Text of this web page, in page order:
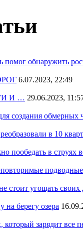
помог обнаружить
6.07.2023, 22:49
И … 29.06.2023,
создания обмерных
в 10
пообедать в струях
стоит угощать
берегу озера
который зарядит все